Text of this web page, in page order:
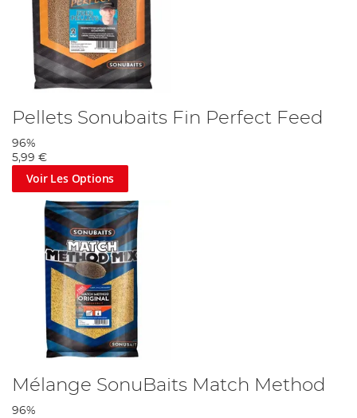
Pellets Sonubaits Fin Perfect Feed
96%
5,99 €
Voir Les Options
Mélange SonuBaits Match Method
96%